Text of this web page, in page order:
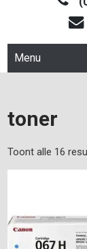
Menu
toner
Toont alle 16